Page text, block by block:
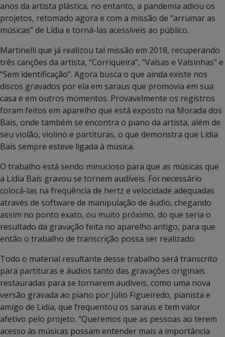
anos da artista plástica, no entanto, a pandemia adiou os
projetos, retomado agora e com a missão de “arrumar as
músicas” de Lídia e torná-las acessíveis ao público.
Martinelli que já realizou tal missão em 2018, recuperando
três canções da artista, “Corriqueira”, “Valsas e Valsinhas” e
“Sem identificação”. Agora busca o que ainda existe nos
discos gravados por ela em saraus que promovia em sua
casa e em outros momentos. Provavelmente os registros
foram feitos em aparelho que está exposto na Morada dos
Baís, onde também se encontra o piano da artista, além de
seu violão, violino e partituras, o que demonstra que Lídia
Baís sempre esteve ligada à música.
O trabalho está sendo minucioso para que as músicas que
a Lídia Baís gravou se tornem audíveis. Foi necessário
colocá-las na frequência de hertz e velocidade adequadas
através de software de manipulação de áudio, chegando
assim no ponto exato, ou muito próximo, do que seria o
resultado da gravação feita no aparelho antigo, para que
então o trabalho de transcrição possa ser realizado.
Todo o material resultante desse trabalho será transcrito
para partituras e áudios tanto das gravações originais
restauradas para se tornarem audíveis, como uma nova
versão gravada ao piano por Júlio Figueiredo, pianista e
amigo de Lídia, que frequentou os saraus e tem valor
afetivo pelo projeto. “Queremos que as pessoas ao terem
acesso às músicas possam entender mais a importância